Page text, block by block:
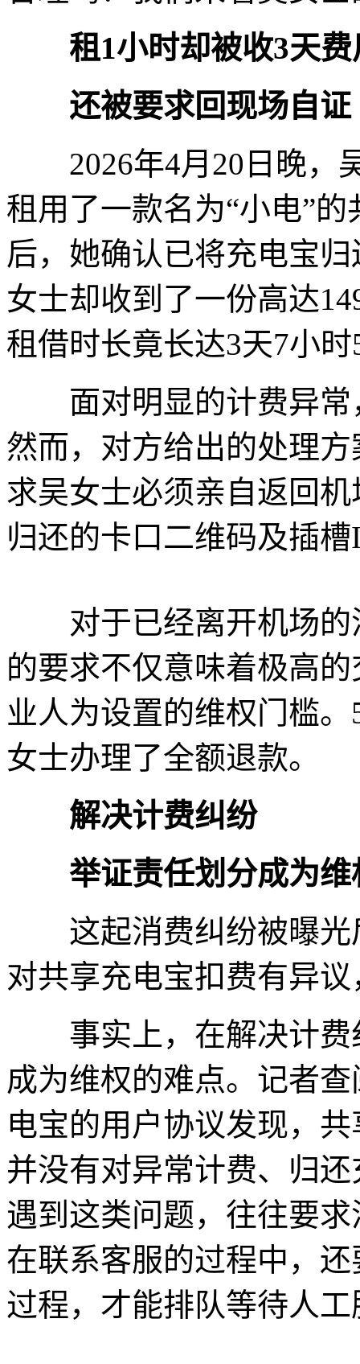
租1小时却被收3天费
还被要求回现场自证
2026年4月20日晚，
租用了一款名为“小电”
后，她确认已将充电宝
女士却收到了一份高达
租借时长竟长达3天7小
面对明显的计费异常
然而，对方给出的处理
求吴女士必须亲自返回
归还的卡口二维码及插
对于已经离开机场的
的要求不仅意味着极高
业人为设置的维权门槛
女士办理了全额退款。
解决计费纠纷
举证责任划分成为维
这起消费纠纷被曝光
对共享充电宝扣费有异
事实上，在解决计费
成为维权的难点。记者
电宝的用户协议发现，
并没有对异常计费、归
遇到这类问题，往往要
在联系客服的过程中，
过程，才能排队等待人工